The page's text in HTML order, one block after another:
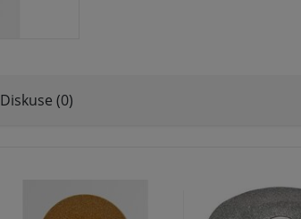
Diskuse (0)